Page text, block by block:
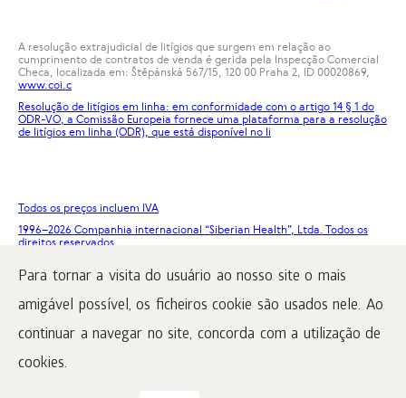
Para tornar a visita do usuário ao nosso site o mais
amigável possível, os ficheiros cookie são usados nele. Ao
continuar a navegar no site, concorda com a utilização de
cookies.
A resolução extrajudicial de litígios que surgem em relação ao
cumprimento de contratos de venda é gerida pela Inspecção Comercial
Checa, localizada em: Štěpánská 567/15, 120 00 Praha 2, ID 00020869,
www.coi.c
Resolução de litígios em linha: em conformidade com o artigo 14 § 1 do
ODR-VO, a Comissão Europeia fornece uma plataforma para a resolução
de litígios em linha (ODR), que está disponível no li
Todos os preços incluem IVA
1996–2026 Companhia internacional “Siberian Health”, Ltda. Todos os
direitos reservados.
colocação obrigatória de um link ativo para www.siberianhealth.com.
Reclamação
Termos de compra